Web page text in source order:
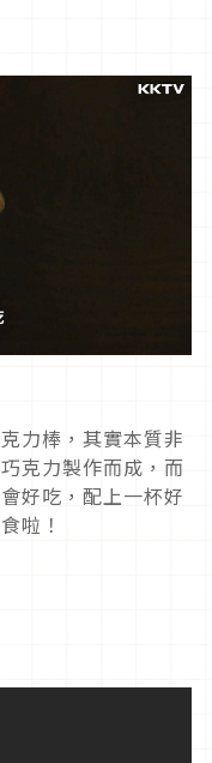
力棒，其實本質非
克力製作而成，而
好吃，配上一杯好
啦！